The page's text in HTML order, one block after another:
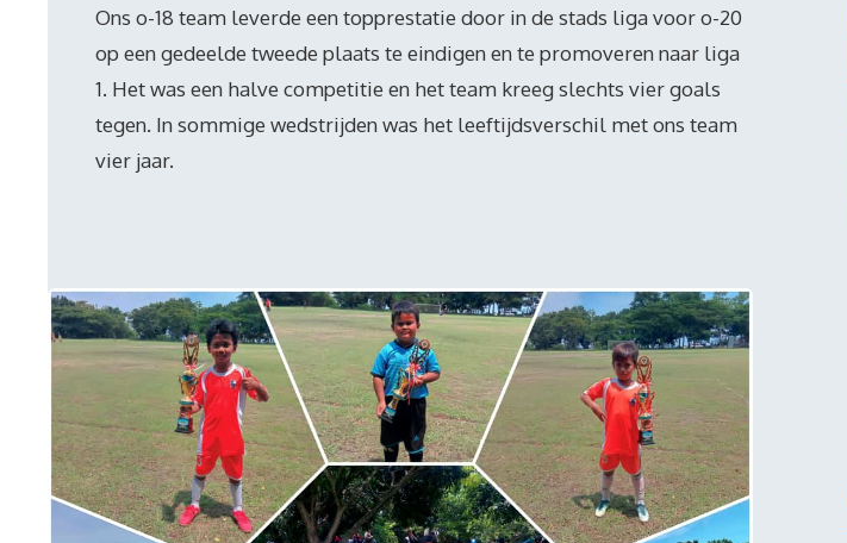
Ons o-18 team leverde een topprestatie door in de stads liga voor o-20
op een gedeelde tweede plaats te eindigen en te promoveren naar liga
1. Het was een halve competitie en het team kreeg slechts vier goals
tegen. In sommige wedstrijden was het leeftijdsverschil met ons team
vier jaar.